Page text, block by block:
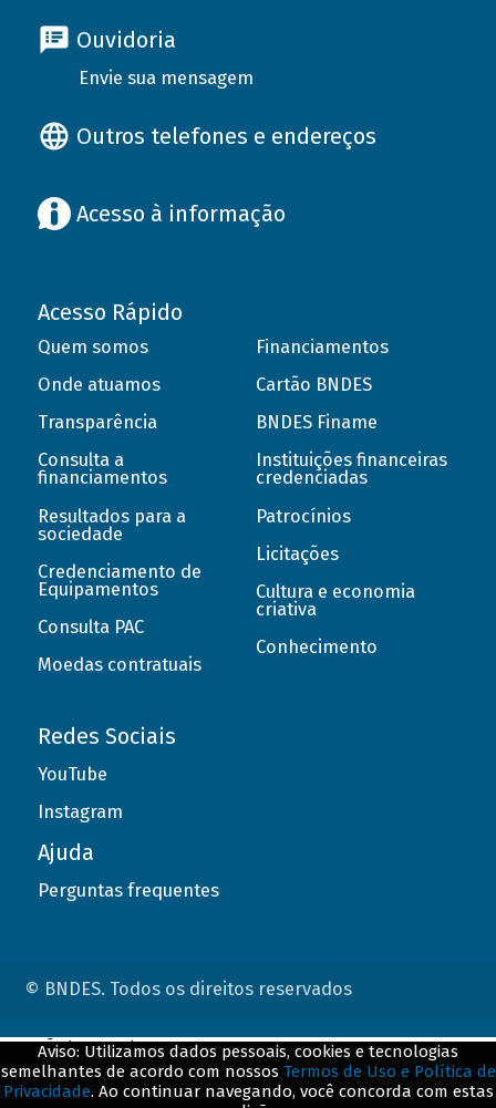
Ouvidoria
Envie sua mensagem
Outros telefones e endereços
Acesso à informação
Acesso Rápido
Quem somos
Onde atuamos
Transparência
Consulta a
financiamentos
Resultados para a
sociedade
Credenciamento de
Equipamentos
Consulta PAC
Moedas contratuais
Financiamentos
Cartão BNDES
BNDES Finame
Instituições financeiras
credenciadas
Patrocínios
Licitações
Cultura e economia
criativa
Conhecimento
Redes Sociais
YouTube
Instagram
Ajuda
Perguntas frequentes
© BNDES. Todos os direitos reservados
Aviso: Utilizamos dados pessoais, cookies e tecnologias
semelhantes de acordo com nossos Termos de Uso e Política de
Privacidade. Ao continuar navegando, você concorda com estas
ConteÃºdo complementar
${title}${badge}